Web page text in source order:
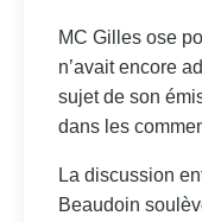
MC Gilles ose
n’avait encore
sujet de son
dans les
La discussion
Beaudoin